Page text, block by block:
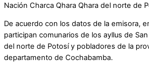
Nación Charca Qhara Qhara del norte de
De acuerdo con los datos de la emisora,
participan comunarios de los ayllus de
del norte de Potosí y pobladores de la
departamento de Cochabamba.